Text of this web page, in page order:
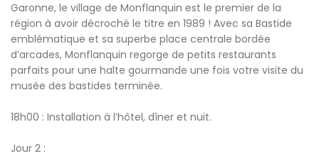
Garonne, le village de Monflanquin est le premier de la
région à avoir décroché le titre en 1989 ! Avec sa Bastide
emblématique et sa superbe place centrale bordée
d’arcades, Monflanquin regorge de petits restaurants
parfaits pour une halte gourmande une fois votre visite du
musée des bastides terminée.
18h00 : Installation à l’hôtel, dîner et nuit.
Jour 2 :